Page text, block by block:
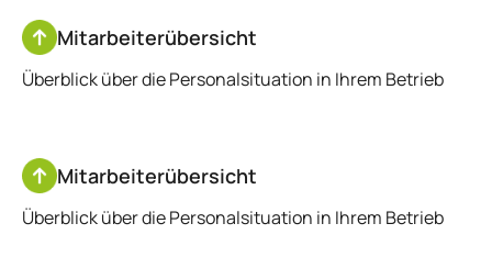
Mitarbeiterübersicht
Überblick über die Personalsituation in Ihrem Betrieb
Mitarbeiterübersicht
Überblick über die Personalsituation in Ihrem Betrieb